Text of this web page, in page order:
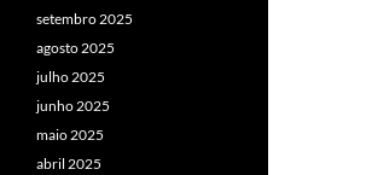
setembro 2025
agosto 2025
julho 2025
junho 2025
maio 2025
abril 2025